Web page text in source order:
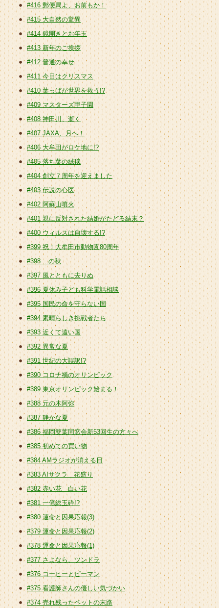
#416 郵便局よ、お前もか！
#415 大自然の驚異
#414 鏡開きとお年玉
#413 新年のご挨拶
#412 普通の幸せ
#411 今日はクリスマス
#410 葉っぱが世界を救う!?
#409 マスターズ甲子園
#408 神田川、逝く
#407 JAXA、月へ！
#406 大牟田がロケ地に!?
#405 落ち葉の絨毯
#404 創立７周年を迎えました
#403 伝説の心医
#402 阿蘇山噴火
#401 親に反対された結婚がたどる結末？
#400 ウィルスは自壊する!?
#399 祝！大牟田市動物園80周年
#398 ...の秋
#397 風とともに去りぬ
#396 夏休み子ども科学電話相談
#395 国民の命を守らない国
#394 素晴らしき挑戦者たち
#393 近くて遠い国
#392 異常な夏
#391 世紀の大誤訳!?
#390 コロナ禍のオリンピック
#389 東京オリンピック始まる！
#388 元の木阿弥
#387 静かな夏
#386 福岡雙葉同窓会新53回生の方々へ
#385 初めての買い物
#384 AMラジオが消える日
#383 AIサクラ 花盛り
#382 赤い花 白い花
#381 一億総玉砕!?
#380 運命と因果応報(3)
#379 運命と因果応報(2)
#378 運命と因果応報(1)
#377 さよなら、ツンドラ
#376 コーヒーとピーマン
#375 看護師さんの優しい気づかい
#374 売れ残ったペットの末路